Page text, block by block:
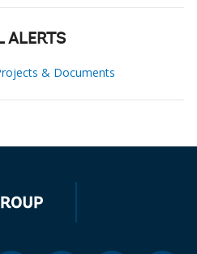
ALERTS
& Documents